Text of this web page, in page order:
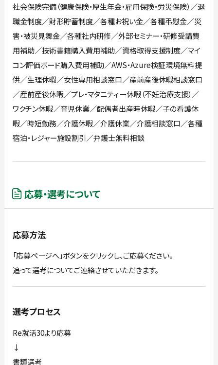
社会保険完備（健康保険・厚生年金・雇用保険・労災保険）／退
職金制度／財形貯蓄制度／各種お祝い金／各種弔慰金／災
害・被災見舞金／各種社内研修／外部セミナー・研修受講費
用補助／技術書籍購入費用補助／資格取得支援制度／マイ
コン評価ボード購入費用補助／AWS・Azure検証環境無料提
供／生理休暇／女性専用相談窓口／産前産後休暇相談窓口
／産前産後休暇／プレ・マタニティー休暇（不妊治療支援）／
ワクチン休暇／育児休業／配偶者出産時休暇／子の看護休
暇／時短勤務／介護休暇／介護休業／介護相談窓口／各種
宿泊・レジャー施設割引／弁護士無料相談
応募・選考について
応募方法
「応募ページへ」ボタンをクリックし、ご応募ください。
追って選考についてご連絡させていただきます。
選考プロセス
Re就活30より応募
↓
書類選考